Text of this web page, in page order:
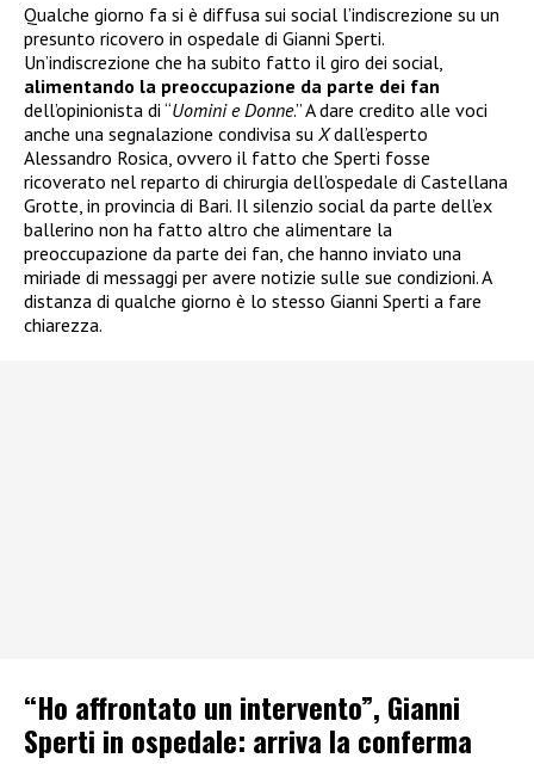
Qualche giorno fa si è diffusa sui social l’indiscrezione su un
presunto ricovero in ospedale di Gianni Sperti.
Un’indiscrezione che ha subito fatto il giro dei social,
alimentando la preoccupazione da parte dei fan
dell’opinionista di “Uomini e Donne.” A dare credito alle voci
anche una segnalazione condivisa su Xdall’esperto
Alessandro Rosica, ovvero il fatto che Sperti fosse
ricoverato nel reparto di chirurgia dell’ospedale di Castellana
Grotte, in provincia di Bari. Il silenzio social da parte dell’ex
ballerino non ha fatto altro che alimentare la
preoccupazione da parte dei fan, che hanno inviato una
miriade di messaggi per avere notizie sulle sue condizioni. A
distanza di qualche giorno è lo stesso Gianni Sperti a fare
chiarezza.
“Ho affrontato un intervento”, Gianni
Sperti in ospedale: arriva la conferma